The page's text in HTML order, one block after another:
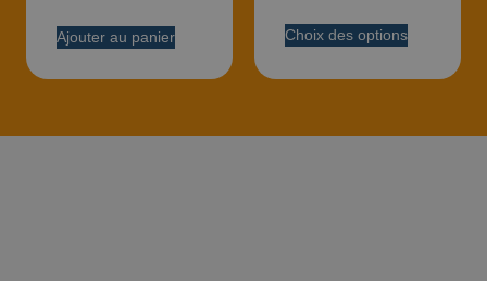
Ajouter au panier Choix des options